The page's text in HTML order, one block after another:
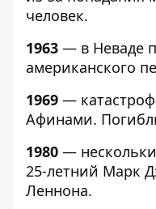
человек.
1963 — в Неваде
американского
1969 —
Афинами.
1980 —
25-летний Марк
Леннона.